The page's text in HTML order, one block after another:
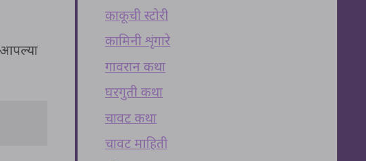
आपल्या
काकूची स्टोरी
कामिनी शृंगारे
गावरान कथा
घरगुती कथा
चावट कथा
चावट माहिती